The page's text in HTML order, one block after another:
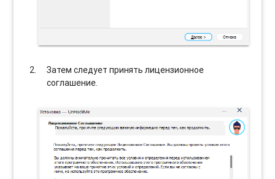
Затем следует принять лицензионное
соглашение.